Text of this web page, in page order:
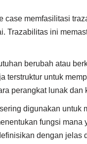
case memfasilitasi
Trazabilitas ini
berubah atau
terstruktur untuk
perangkat lunak
digunakan untuk
fungsi mana
dengan jelas